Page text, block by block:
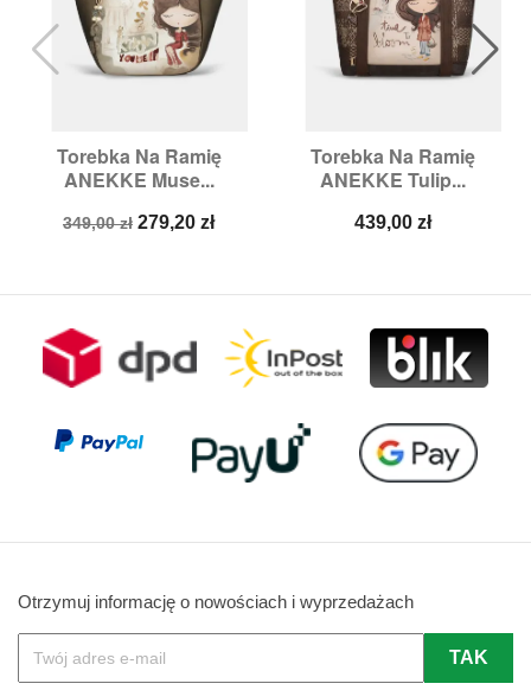
Torebka Na Ramię
ANEKKE Muse...
Cena
349,00 zł Cena
279,20 zł
Torebka Na Ramię
ANEKKE Tulip...
Cena
439,00 zł
Otrzymuj informację o nowościach i wyprzedażach